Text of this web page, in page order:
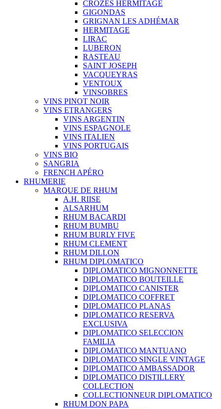
CROZES HERMITAGE
GIGONDAS
GRIGNAN LES ADHÉMAR
HERMITAGE
LIRAC
LUBERON
RASTEAU
SAINT JOSEPH
VACQUEYRAS
VENTOUX
VINSOBRES
VINS PINOT NOIR
VINS ETRANGERS
VINS ARGENTIN
VINS ESPAGNOLE
VINS ITALIEN
VINS PORTUGAIS
VINS BIO
SANGRIA
FRENCH APÉRO
RHUMERIE
MARQUE DE RHUM
A.H. RIISE
ALSARHUM
RHUM BACARDI
RHUM BUMBU
RHUM BURLY FIVE
RHUM CLEMENT
RHUM DILLON
RHUM DIPLOMATICO
DIPLOMATICO MIGNONNETTE
DIPLOMATICO BOUTEILLE
DIPLOMATICO CANISTER
DIPLOMATICO COFFRET
DIPLOMATICO PLANAS
DIPLOMATICO RESERVA
EXCLUSIVA
DIPLOMATICO SELECCION
FAMILIA
DIPLOMATICO MANTUANO
DIPLOMATICO SINGLE VINTAGE
DIPLOMATICO AMBASSADOR
DIPLOMATICO DISTILLERY
COLLECTION
COLLECTIONNEUR DIPLOMATICO
RHUM DON PAPA